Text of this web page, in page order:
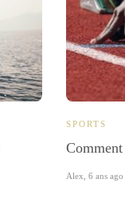
SPORTS
Alex 6 ans ago